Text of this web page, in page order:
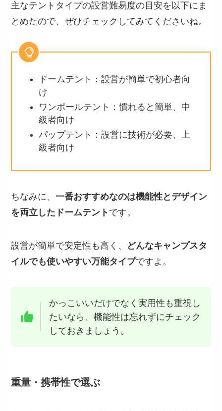
主なテントタイプの設営難易度の目安を以下にま
とめたので、ぜひチェックしてみてくださいね。
ドームテント：設営が簡単で初心者向
け
ワンポールテント：慣れると簡単、中
級者向け
パップテント：設営に技術が必要、上
級者向け
ちなみに、一番おすすめなのは機能性とデザイン
を両立したドームテント です。
設営が簡単で安定性も高く、
どんなキャンプスタ
イルでも使いやすい万能タイプですよ。
かっこいいだけでなく実用性も重視し
たいなら、機能性は忘れずにチェック
しておきましょう。
重量・携帯性で選ぶ